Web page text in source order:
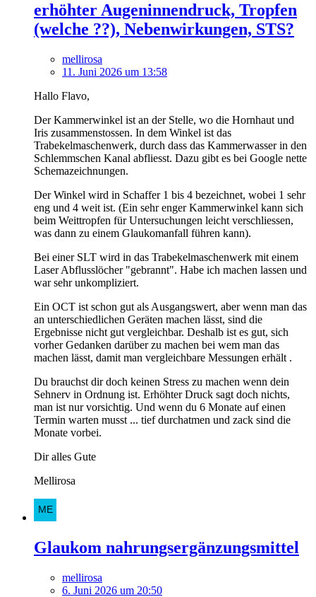
erhöhter Augeninnendruck, Tropfen
(welche ??), Nebenwirkungen, STS?
mellirosa
11. Juni 2026 um 13:58
Hallo Flavo,
Der Kammerwinkel ist an der Stelle, wo die Hornhaut und
Iris zusammenstossen. In dem Winkel ist das
Trabekelmaschenwerk, durch dass das Kammerwasser in den
Schlemmschen Kanal abfliesst. Dazu gibt es bei Google nette
Schemazeichnungen.
Der Winkel wird in Schaffer 1 bis 4 bezeichnet, wobei 1 sehr
eng und 4 weit ist. (Ein sehr enger Kammerwinkel kann sich
beim Weittropfen für Untersuchungen leicht verschliessen,
was dann zu einem Glaukomanfall führen kann).
Bei einer SLT wird in das Trabekelmaschenwerk mit einem
Laser Abflusslöcher "gebrannt". Habe ich machen lassen und
war sehr unkompliziert.
Ein OCT ist schon gut als Ausgangswert, aber wenn man das
an unterschiedlichen Geräten machen lässt, sind die
Ergebnisse nicht gut vergleichbar. Deshalb ist es gut, sich
vorher Gedanken darüber zu machen bei wem man das
machen lässt, damit man vergleichbare Messungen erhält .
Du brauchst dir doch keinen Stress zu machen wenn dein
Sehnerv in Ordnung ist. Erhöhter Druck sagt doch nichts,
man ist nur vorsichtig. Und wenn du 6 Monate auf einen
Termin warten musst ... tief durchatmen und zack sind die
Monate vorbei.
Dir alles Gute
Mellirosa
Glaukom nahrungsergänzungsmittel
mellirosa
6. Juni 2026 um 20:50